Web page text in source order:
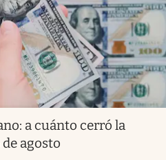
a cuánto cerró la
agosto